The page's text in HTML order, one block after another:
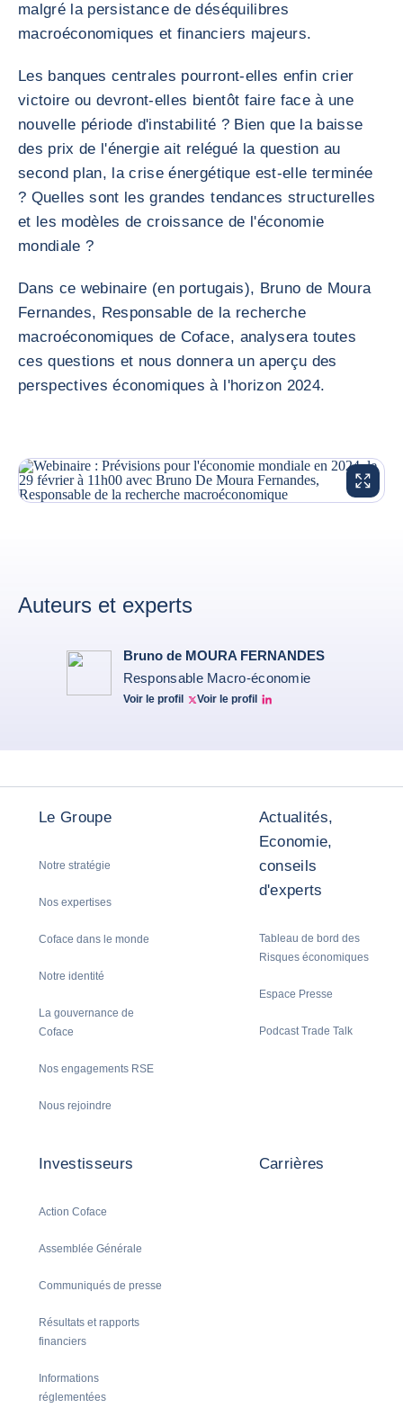
malgré la persistance de déséquilibres
macroéconomiques et financiers majeurs.
Les banques centrales pourront-elles enfin crier
victoire ou devront-elles bientôt faire face à une
nouvelle période d'instabilité ? Bien que la baisse
des prix de l'énergie ait relégué la question au
second plan, la crise énergétique est-elle terminée
? Quelles sont les grandes tendances structurelles
et les modèles de croissance de l'économie
mondiale ?
Dans ce webinaire (en portugais), Bruno de Moura
Fernandes, Responsable de la recherche
macroéconomiques de Coface, analysera toutes
ces questions et nous donnera un aperçu des
perspectives économiques à l'horizon 2024.
Auteurs et experts
Bruno de MOURA FERNANDES
Responsable Macro-économie
Voir le profil
Twitter Bruno Fernandes
Voir le profil
Bruno de Moura Fernandes linkedin
Le Groupe
Notre stratégie
Nos expertises
Coface dans le monde
Notre identité
La gouvernance de
Coface
Nos engagements RSE
Nous rejoindre
Actualités,
Economie,
conseils
d'experts
Tableau de bord des
Risques économiques
Espace Presse
Podcast Trade Talk
Investisseurs
Action Coface
Assemblée Générale
Communiqués de presse
Résultats et rapports
financiers
Informations
réglementées
Carrières